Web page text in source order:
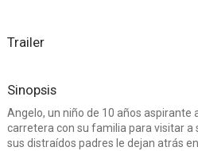
Trailer
Sinopsis
Angelo, un niño de 10 años aspirante
carretera con su familia para visitar a
sus distraídos padres le dejan atrás